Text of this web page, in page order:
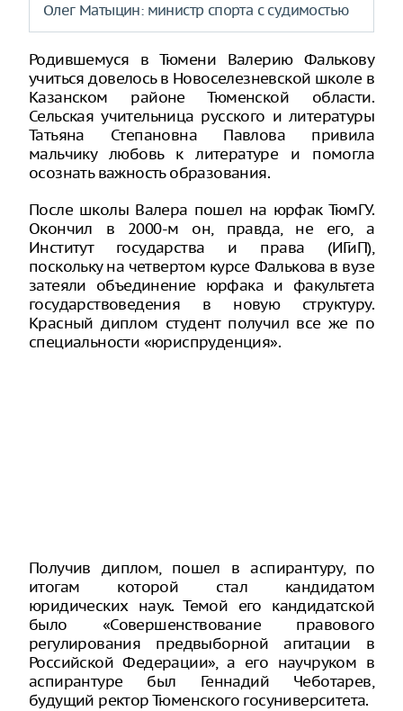
Олег Матыцин: министр спорта с судимостью
Родившемуся в Тюмени Валерию Фалькову
учиться довелось в Новоселезневской школе в
Казанском районе Тюменской области.
Сельская учительница русского и литературы
Татьяна Степановна Павлова привила
мальчику любовь к литературе и помогла
осознать важность образования.
После школы Валера пошел на юрфак ТюмГУ.
Окончил в 2000-м он, правда, не его, а
Институт государства и права (ИГиП),
поскольку на четвертом курсе Фалькова в вузе
затеяли объединение юрфака и факультета
государствоведения в новую структуру.
Красный диплом студент получил все же по
специальности «юриспруденция».
Получив диплом, пошел в аспирантуру, по
итогам которой стал кандидатом
юридических наук. Темой его кандидатской
было «Совершенствование правового
регулирования предвыборной агитации в
Российской Федерации», а его научруком в
аспирантуре был Геннадий Чеботарев,
будущий ректор Тюменского госуниверситета.